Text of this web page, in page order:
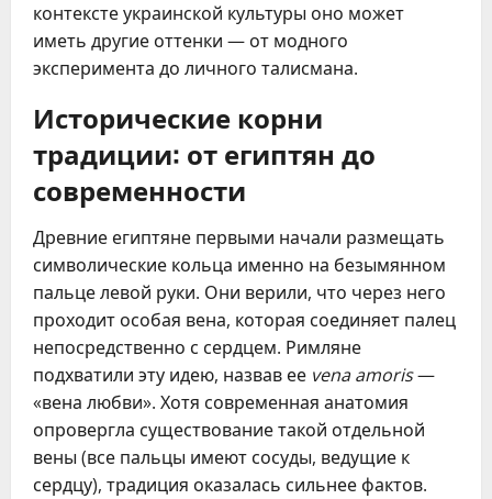
контексте украинской культуры оно может
иметь другие оттенки — от модного
эксперимента до личного талисмана.
Исторические корни
традиции: от египтян до
современности
Древние египтяне первыми начали размещать
символические кольца именно на безымянном
пальце левой руки. Они верили, что через него
проходит особая вена, которая соединяет палец
непосредственно с сердцем. Римляне
подхватили эту идею, назвав ее vena amoris—
«вена любви». Хотя современная анатомия
опровергла существование такой отдельной
вены (все пальцы имеют сосуды, ведущие к
сердцу), традиция оказалась сильнее фактов.